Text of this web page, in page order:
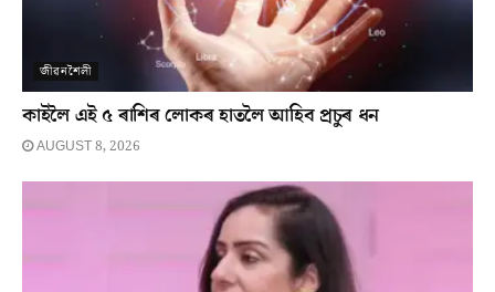
জীৱনশৈলী
কাইলৈ এই ৫ ৰাশিৰ লোকৰ হাতলৈ আহিব প্ৰচুৰ ধন
AUGUST 8, 2026